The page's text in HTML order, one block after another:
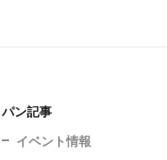
パン記事
イベント情報